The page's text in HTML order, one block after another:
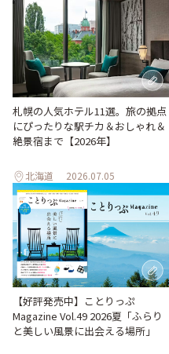
札幌の人気ホテル11選。旅の拠点
にぴったりな駅チカ＆おしゃれ＆
絶景宿まで【2026年】
北海道 2026.07.05
【好評発売中】ことりっぷ
Magazine Vol.49 2026夏「ふらり
と美しい風景に出会える場所」